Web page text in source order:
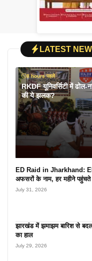
LATEST
8 hours पहले
RKDF यूनिवर्सिटी में
की ये झलक?
ED Raid in Jharkhand: ED
अफसरों के नाम, हर महीने
July 31, 2026
झारखंड में झमाझम बारिश से
का हाल
July 29, 2026